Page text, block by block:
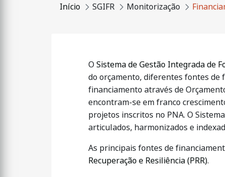
Início SGIFR Monitorização
O Sistema de Gestão Integrada de
do orçamento, diferentes fontes de
financiamento através de
encontram-se em franco
projetos inscritos no PNA. O
articulados, harmonizados e
As principais fontes de
Recuperação e Resiliência (PRR).